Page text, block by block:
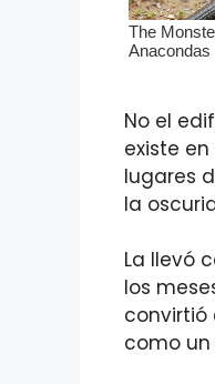
No el
existe
lugares
la
La llevó
los
convirtió
como un